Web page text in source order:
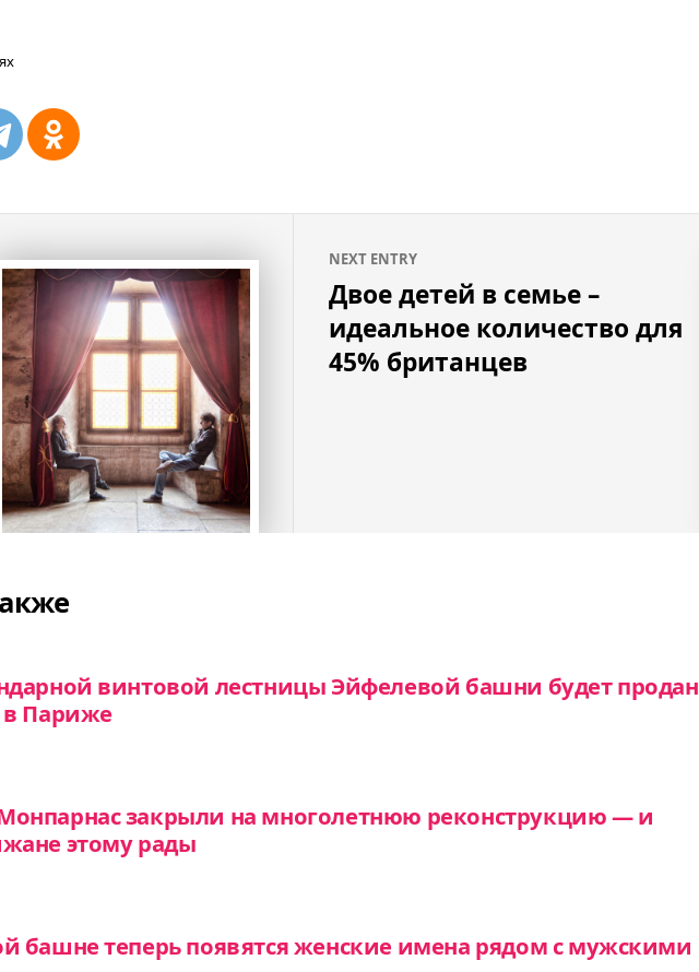
NEXT ENTRY
Двое детей в семье –
идеальное количество для
45% британцев
винтовой лестницы Эйфелевой башни будет
в Париже
закрыли на многолетнюю реконструкцию — и
этому рады
башне теперь появятся женские имена рядом с мужскими